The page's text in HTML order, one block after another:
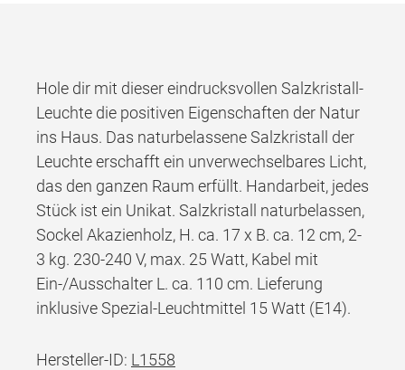
Hole dir mit dieser eindrucksvollen Salzkristall-
Leuchte die positiven Eigenschaften der Natur
ins Haus. Das naturbelassene Salzkristall der
Leuchte erschafft ein unverwechselbares Licht,
das den ganzen Raum erfüllt. Handarbeit, jedes
Stück ist ein Unikat. Salzkristall naturbelassen,
Sockel Akazienholz, H. ca. 17 x B. ca. 12 cm, 2-
3 kg. 230-240 V, max. 25 Watt, Kabel mit
Ein-/Ausschalter L. ca. 110 cm. Lieferung
inklusive Spezial-Leuchtmittel 15 Watt (E14).
Hersteller-ID: L1558